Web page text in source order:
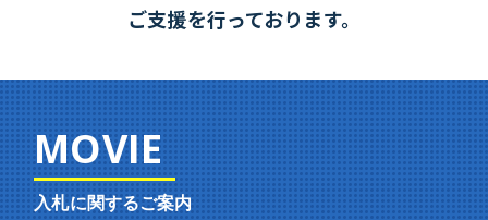
ご支援を行っております。
MOVIE
入札に関するご案内